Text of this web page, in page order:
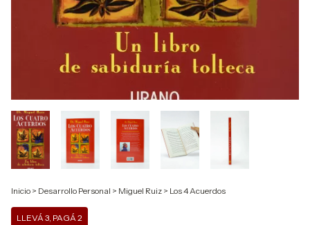
Inicio > Desarrollo Personal > Miguel Ruiz > Los 4 Acuerdos
LLEVÁ 3, PAGÁ 2